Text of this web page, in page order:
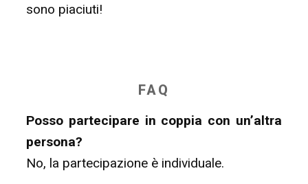
sono piaciuti!
FAQ
Posso partecipare in coppia con un’altra
persona?
No, la partecipazione è individuale.